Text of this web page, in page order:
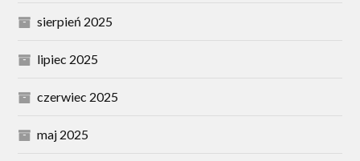
sierpień 2025
lipiec 2025
czerwiec 2025
maj 2025